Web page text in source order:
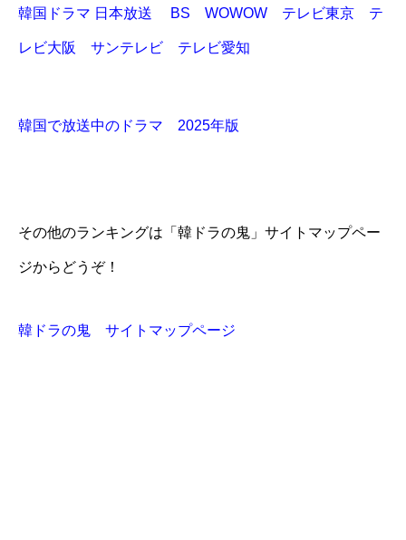
韓国ドラマ 日本放送 BS WOWOW テレビ東京 テ
レビ大阪 サンテレビ テレビ愛知
韓国で放送中のドラマ 2025年版
その他のランキングは「韓ドラの鬼」サイトマップペー
ジからどうぞ！
韓ドラの鬼 サイトマップページ